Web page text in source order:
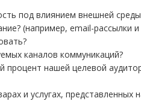
под влиянием внешней
(например, email-рассылки
каналов коммуникаций?
процент нашей целевой
и услугах, представленных